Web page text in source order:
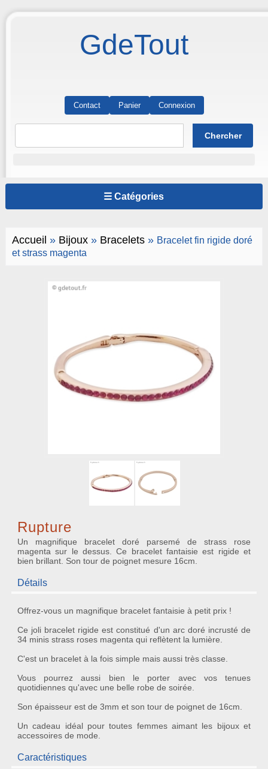
GdeTout
Contact Panier Connexion
☰ Catégories
Accueil » Bijoux» Bracelets» Bracelet fin rigide doré
et strass magenta
Rupture
Un magnifique bracelet doré parsemé de strass rose
magenta sur le dessus. Ce bracelet fantaisie est rigide et
bien brillant. Son tour de poignet mesure 16cm.
Détails
Offrez-vous un magnifique bracelet fantaisie à petit prix !
Ce joli bracelet rigide est constitué d'un arc doré incrusté de
34 minis strass roses magenta qui reflètent la lumière.
C'est un braceletà la fois simple mais aussi très classe.
Vous pourrez aussi bien le porter avec vos tenues
quotidiennes qu'avec une belle robe de soirée.
Son épaisseur est de 3mm et son tour de poignet de 16cm.
Uncadeau idéalpour toutes femmes aimant les bijouxet
accessoires de mode
Caractéristiques